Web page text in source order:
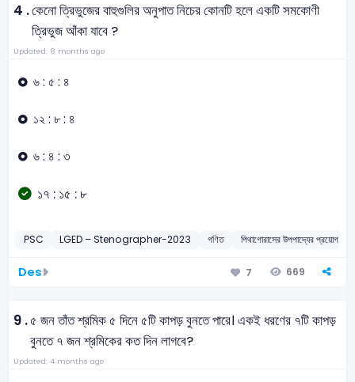
4 .কেনো ত্রিভুজের বাহুগুলির অনুপাত নিচের কোনটি হলে একটি সমকোণী
ত্রিভুজ আঁকা যাবে ?
Updated: 8 months ago
৬ : ৫ : ৪
১২ : ৮ : ৪
৬ : ৪ : ৩
১৭ : ১৫ : ৮
PSC LGED – Stenographer-2023 গণিত পিথাগোরাসের উপপাদ্যের
Des 7 669
9 .৫ জন তাঁত শ্রমিক ৫ দিনে ৫টি কাপড় বুনতে পারে। একই ধরণের ৭টি কাপড়
বুনতে ৭ জন শ্রমিকের কত দিন লাগবে?
Updated: 4 months ago